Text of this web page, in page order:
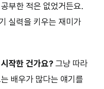
부한 적은 없었거든요.
실력을 키우는 재미가
작한 건가요? 그냥 따라
배우가 많다는 얘기를